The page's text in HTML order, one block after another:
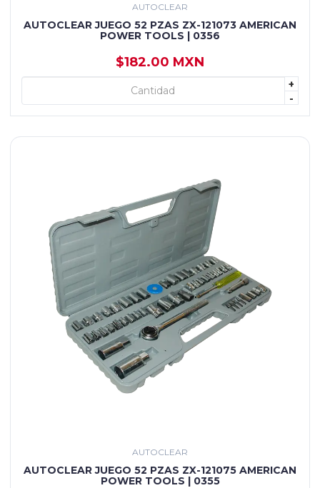
AUTOCLEAR
AUTOCLEAR JUEGO 52 PZAS ZX-121073 AMERICAN
POWER TOOLS | 0356
$182.00 MXN
+
-
+ AGREGAR
AUTOCLEAR
AUTOCLEAR JUEGO 52 PZAS ZX-121075 AMERICAN
POWER TOOLS | 0355